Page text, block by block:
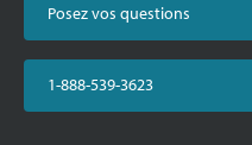
Posez vos questions
1-888-539-3623